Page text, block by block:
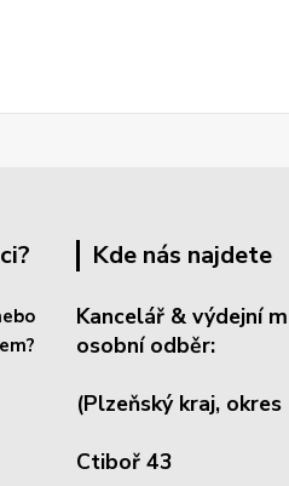
Kde nás najdete
Kancelář & výdejní
osobní odběr:
(Plzeňský kraj, okres
Ctiboř 43